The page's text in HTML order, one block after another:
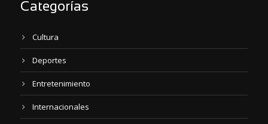
Categorías
Cultura
Deportes
Entretenimiento
Internacionales